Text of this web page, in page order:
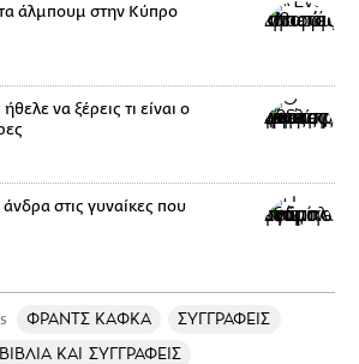
άλμπουμ στην Κύπρο
να ξέρεις τι είναι ο
στις γυναίκες που
ΦΡΑΝΤΣ ΚΑΦΚΑ
ΣΥΓΓΡΑΦΕΙΣ
ΒΙΒΛΙΑ ΚΑΙ ΣΥΓΓΡΑΦΕΙΣ